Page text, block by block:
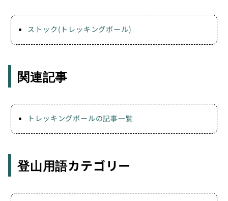
ストック(トレッキングポール)
関連記事
トレッキングポールの記事一覧
登山用語カテゴリー